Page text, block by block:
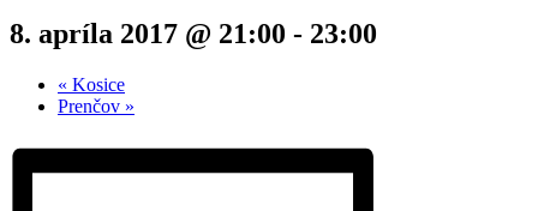
8. apríla 2017 @ 21:00 - 23:00
« Kosice
Prenčov »